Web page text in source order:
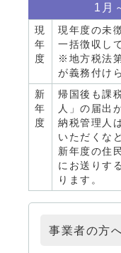
1月
現
年
度
現年度の未
⼀括徴収し
※地方税法
が義務付け
新
年
度
帰国後も課
⼈」の届出
納税管理⼈
いただくな
新年度の住
にお送りす
ります。
事業者の方